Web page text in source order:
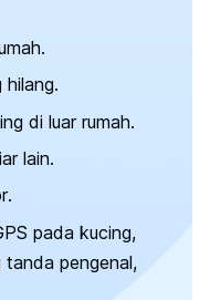
hilang.
di luar rumah.
lain.
.
pada kucing,
tanda pengenal,